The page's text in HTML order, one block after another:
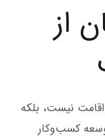
از
نیست، بلکه
کسب‌وکار